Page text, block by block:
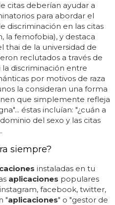
citas deberían ayudar a
para abordar el
discriminación en las citas
la femofobia), y destaca
thai de la universidad de
reclutados a través de
la discriminación entre
por motivos de raza
la consideran una forma
que simplemente refleja
éstas incluían: "¿cuán a
del sexo y las citas
siempre?
instaladas en tu
aplicaciones populares
facebook, twitter,
"aplicaciones" o "gestor de